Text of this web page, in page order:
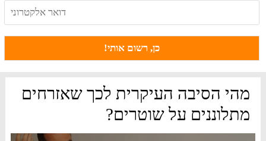
מהי הסיבה העיקרית לכך שאזרחים
מתלוננים על שוטרים?